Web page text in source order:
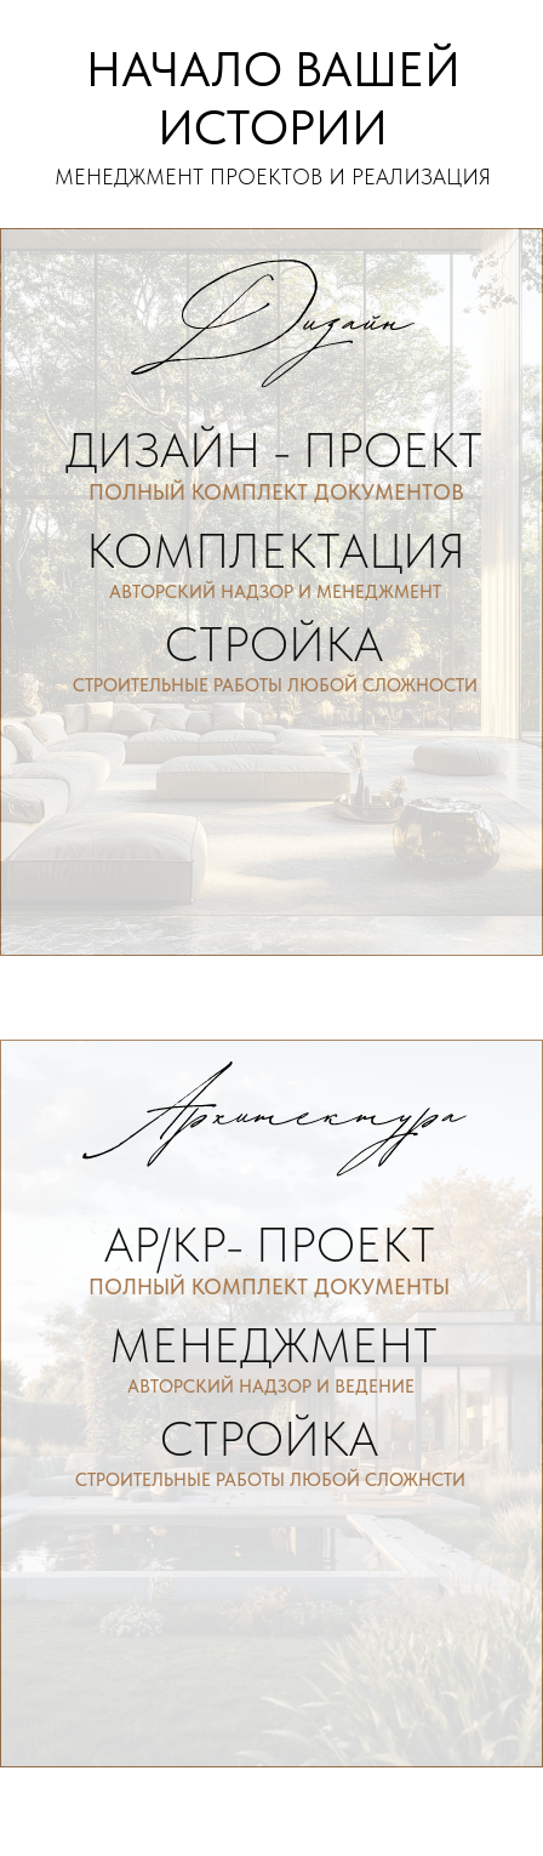
НАЧАЛО ВАШЕЙ
ИСТОРИИ
МЕНЕДЖМЕНТ ПРОЕКТОВ И РЕАЛИЗАЦИЯ
СТРОИТЕЛЬНЫЕ РАБОТЫ ЛЮБОЙ СЛОЖНОСТИ
СТРОЙКА
КОМПЛЕКТАЦИЯ
АВТОРСКИЙ НАДЗОР И МЕНЕДЖМЕНТ
ДИЗАЙН - ПРОЕКТ
ПОЛНЫЙ КОМПЛЕКТ ДОКУМЕНТОВ
СТРОИТЕЛЬНЫЕ РАБОТЫ ЛЮБОЙ СЛОЖНСТИ
СТРОЙКА
МЕНЕДЖМЕНТ
АВТОРСКИЙ НАДЗОР И ВЕДЕНИЕ
АР/КР- ПРОЕКТ
ПОЛНЫЙ КОМПЛЕКТ ДОКУМЕНТЫ